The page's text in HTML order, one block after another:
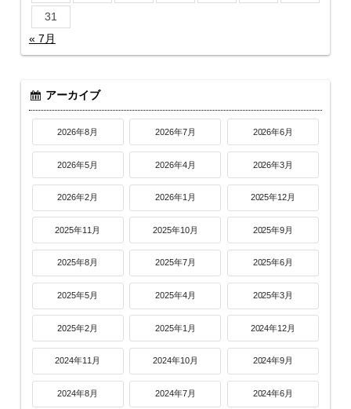
31
« 7月
アーカイブ
2026年8月 2026年7月 2026年6月
2026年5月 2026年4月 2026年3月
2026年2月 2026年1月 2025年12月
2025年11月 2025年10月 2025年9月
2025年8月 2025年7月 2025年6月
2025年5月 2025年4月 2025年3月
2025年2月 2025年1月 2024年12月
2024年11月 2024年10月 2024年9月
2024年8月 2024年7月 2024年6月